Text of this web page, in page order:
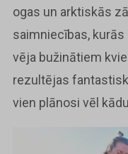
ogas un arktiskās
saimniecības,
vēja bužinātiem
rezultējas
vien plānosi vēl